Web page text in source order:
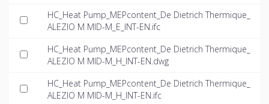
HC_Heat Pump_MEPcontent_De Dietrich Thermique_
ALEZIO M MID-M_E_INT-EN.ifc
HC_Heat Pump_MEPcontent_De Dietrich Thermique_
ALEZIO M MID-M_H_INT-EN.dwg
HC_Heat Pump_MEPcontent_De Dietrich Thermique_
ALEZIO M MID-M_H_INT-EN.ifc